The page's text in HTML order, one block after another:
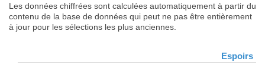
Les données chiffrées sont calculées automatiquement à partir du
contenu de la base de données qui peut ne pas être entièrement
à jour pour les sélections les plus anciennes.
Espoirs